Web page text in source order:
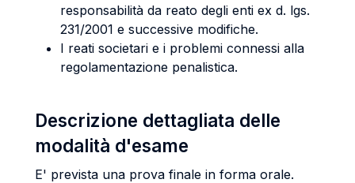
responsabilità da reato degli enti ex d. lgs.
231/2001 e successive modifiche.
I reati societari e i problemi connessi alla
regolamentazione penalistica.
Descrizione dettagliata delle
modalità d'esame
E' prevista una prova finale in forma orale.